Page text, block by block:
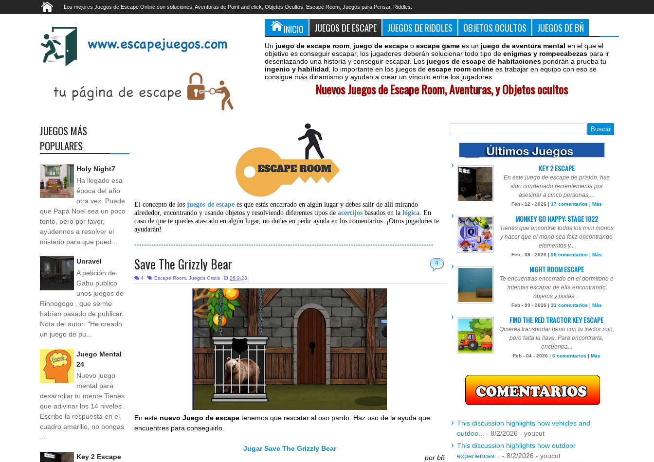
Los mejores Juegos de Escape Online con soluciones, Aventuras de Point and click, Objetos Ocultos, Escape Room, Juegos para Pensar, Riddles.
INICIO JUEGOS DE ESCAPE JUEGOS DE RIDDLES OBJETOS OCULTOS JUEGOS DE BÑ
Un juego de escape room juego de escape o escape game es un juego de aventura mental en el que el
objetivo es conseguir escapar, los jugadores deberán solucionar todo tipo de enigmas y rompecabezas para ir
desenlazando una historia y conseguir escapar. Los juegos de escape de habitaciones pondrán a prueba tu
ingenio y habilidad , lo importante en los juegos de escape room online es trabajar en equipo con eso se
consigue más dinamismo y ayudan a crear un vínculo entre los jugadores.
Nuevos Juegos de Escape Room, Aventuras, y Objetos ocultos
El concepto de losjuegos de escape es que estás encerrado en algún lugar y debes salir de allí mirando
alrededor, encontrando y usando objetos y resolviendo diferentes tipos deacertijos basados en lalógica. En
caso de que te quedes atascado en algún lugar, no dudes en pedir ayuda en los comentarios. ¡Otros jugadores te
ayudarán!
---------------------------------------------------------------------------------------------------------------------------
4
Save The Grizzly Bear
4 Escape Room Juegos Gratis 26.9.23
En este nuevo Juego de escape tenemos que rescatar al oso pardo. Haz uso de la ayuda que
encuentres para conseguirlo.
Jugar Save The Grizzly Bear
por bñ
JUEGOS MÁS
POPULARES
Holy Night7
Ha llegado esa
época del año
otra vez. Puede
que Papá Noel sea un poco
tonto, pero por favor,
ayúdennos a resolver el
misterio para que pued...
Unravel
A petición de
Gabu publico
unos juegos de
Rinnogogo , que se me
habían pasado de publicar.
Nota del autor: "He creado
un juego de pu...
Juego Mental
24
Nuevo juego
mental para
desarrollar tu mente Tienes
que adivinar los 14 niveles .
Escribe la respuesta en el
cuadro amarillo, no pongas
...
Key 2 Escape
KEY 2 ESCAPE
En este juego de escape de prisión, has
sido condenado recientemente por
asesinar a cinco personas,...
Feb - 12 - 2026 | 17 comentarios | Más
MONKEY GO HAPPY: STAGE 1022
Tienes que encontrar todos los mini monos
y hacer que el mono sea feliz encontrando
elementos y...
Feb - 09 - 2026 | 58 comentarios | Más
NIGHT ROOM ESCAPE
Te encuentras encerrado en el dormitorio e
intentas escapar de ella encontrando
objetos y pistas,...
Feb - 09 - 2026 | 31 comentarios | Más
FIND THE RED TRACTOR KEY ESCAPE
Quieres transportar heno con tu tractor rojo,
pero falta la llave. Para encontrarla,
encuentra...
Feb - 04 - 2026 | 6 comentarios | Más
This discussion highlights how vehicles and
outdoo...
- 8/2/2026 - youcut
This discussion highlights how outdoor
experiences...
- 8/2/2026 - youcut